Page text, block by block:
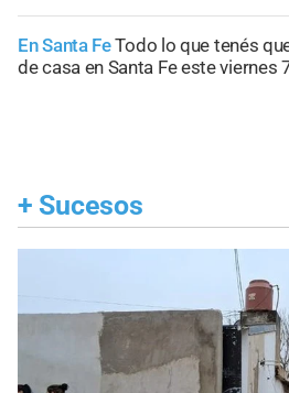
En Santa FeTodo lo que tenés
de casa en Santa Fe este viernes
+ Sucesos